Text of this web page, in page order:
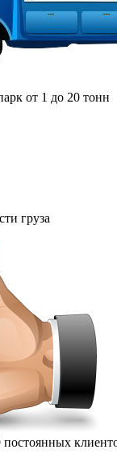
от 1 до 20 тонн
груза
постоянных